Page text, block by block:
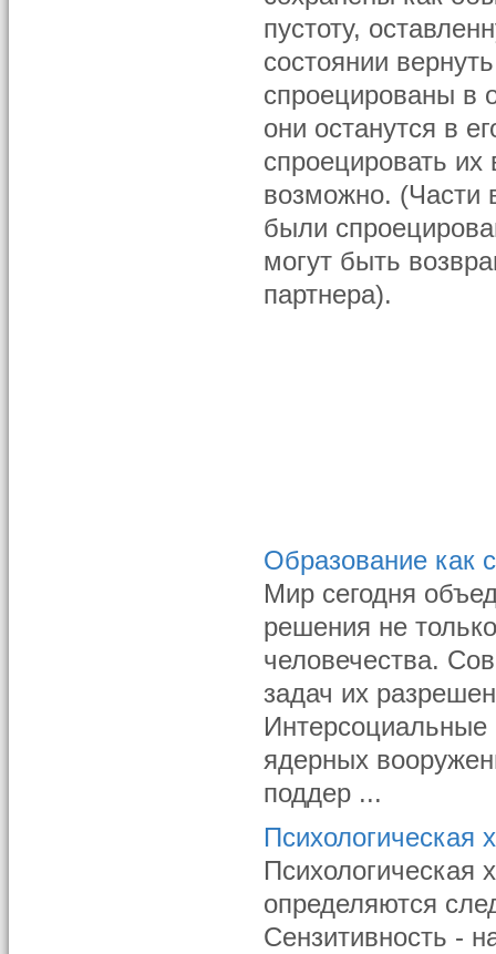
пустоту,
состоянии
спроецированы в
они останутся в
спроецировать их
возможно. (Части
были
могут быть
партнера).
Образование как
Мир сегодня
решения не
человечества.
задач их
ядерных
поддер ...
Психологическая
Психологическая
определяются
Сензитивность -